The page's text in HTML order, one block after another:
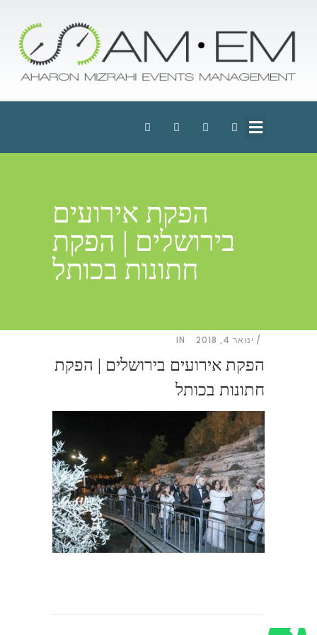
הפקת אירועים
בירושלים | הפקת
חתונות בכותל
ינואר 4, 2018 IN
הפקת אירועים בירושלים | הפקת
חתונות בכותל